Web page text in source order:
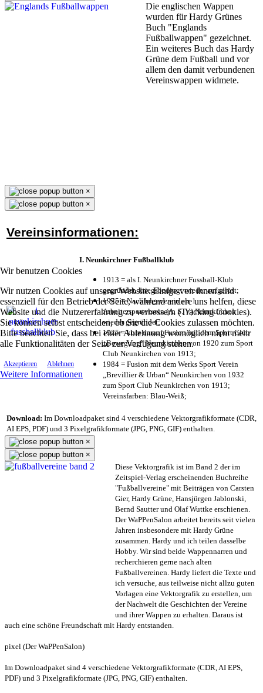
Wir benutzen Cookies
Wir nutzen Cookies auf unserer Website. Einige von ihnen sind
essenziell für den Betrieb der Seite, während andere uns helfen, diese
Website und die Nutzererfahrung zu verbessern (Tracking Cookies).
Sie können selbst entscheiden, ob Sie die Cookies zulassen möchten.
Bitte beachten Sie, dass bei einer Ablehnung womöglich nicht mehr
alle Funktionalitäten der Seite zur Verfügung stehen.
Akzeptieren Ablehnen
Weitere Informationen
Die englischen Wappen
wurden für Hardy Grünes
Buch "Englands
Fußballwappen" gezeichnet.
Ein weiteres Buch das Hardy
Grüne dem Fußball und vor
allem den damit verbundenen
Vereinswappen widmete.
×
×
Vereinsinformationen:
I. Neunkirchner Fußballklub
1913 = als I. Neunkirchner Fussball-Klub
gegründet, kriegsbedingt wieder aufgelöst;
1925 = Nachfolgeverein als 1.
Arbeitersportverein (A. S. V.) Neunkirchen
wieder gegründet;
1925 = kurz darauf Fusion mit dem Sport Club
„Bewegung“ Neunkirchen von 1920 zum Sport
Club Neunkirchen von 1913;
1984 = Fusion mit dem Werks Sport Verein
„Brevillier & Urban“ Neunkirchen von 1932
zum Sport Club Neunkirchen von 1913;
Vereinsfarben: Blau-Weiß;
Download: Im Downloadpaket sind 4 verschiedene Vektorgrafikformate (CDR,
AI EPS, PDF) und 3 Pixelgrafikformate (JPG, PNG, GIF) enthalten.
×
×
Diese Vektorgrafik ist im Band 2 der im
Zeitspiel-Verlag erscheinenden Buchreihe
"Fußballvereine" mit Beiträgen von Carsten
Gier, Hardy Grüne, Hansjürgen Jablonski,
Bernd Sautter und Olaf Wuttke erschienen.
Der WaPPenSalon arbeitet bereits seit vielen
Jahren insbesondere mit Hardy Grüne
zusammen. Hardy und ich teilen dasselbe
Hobby. Wir sind beide Wappennarren und
recherchieren gerne nach alten
Fußballvereinen. Hardy liefert die Texte und
ich versuche, aus teilweise nicht allzu guten
Vorlagen eine Vektorgrafik zu erstellen, um
der Nachwelt die Geschichten der Vereine
und ihrer Wappen zu erhalten. Daraus ist
auch eine schöne Freundschaft mit Hardy entstanden.
pixel (Der WaPPenSalon)
Im Downloadpaket sind 4 verschiedene Vektorgrafikformate (CDR, AI EPS,
PDF) und 3 Pixelgrafikformate (JPG, PNG, GIF) enthalten.